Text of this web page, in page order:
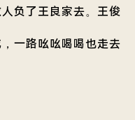
负了王良家去。王俊
一路吆吆喝喝也走去